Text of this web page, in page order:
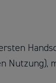
Nutzung),